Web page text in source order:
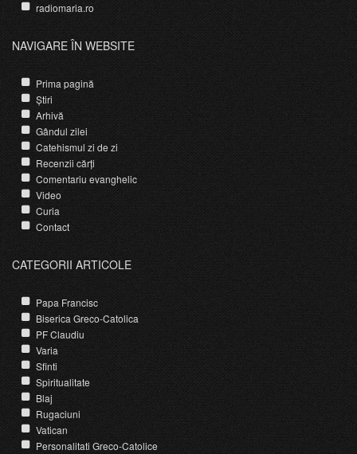
radiomaria.ro
NAVIGARE ÎN WEBSITE
Prima pagină
Știri
Arhivă
Gândul zilei
Catehismul zi de zi
Recenzii cărți
Comentariu evanghelic
Video
Curia
Contact
CATEGORII ARTICOLE
Papa Francisc
Biserica Greco-Catolica
PF Claudiu
Varia
Sfinti
Spiritualitate
Blaj
Rugaciuni
Vatican
Personalitati Greco-Catolice